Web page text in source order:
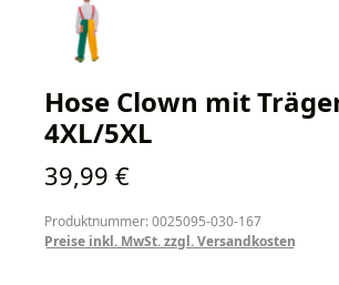
Hose Clown mit
4XL/5XL
Regulärer Preis:
39,99 €
Produktnummer: 0025095-030-167
Preise inkl. MwSt. zzgl. Versandkosten